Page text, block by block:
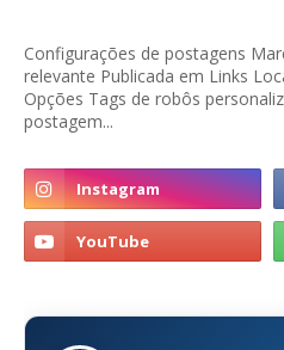
Configurações de postagens
relevante Publicada em Links
Opções Tags de robôs
postagem...